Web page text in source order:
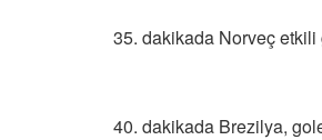
35. dakikada Norveç etkili
40. dakikada Brezilya,